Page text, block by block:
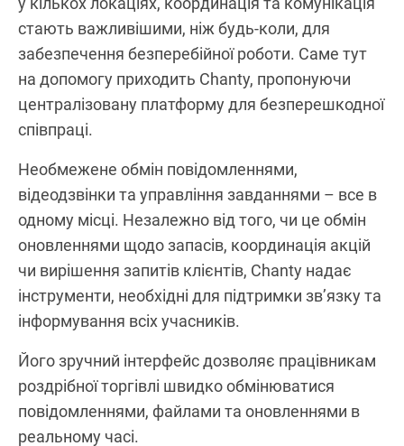
стають важливішими, ніж будь-коли, для
забезпечення безперебійної роботи. Саме тут
на допомогу приходить Chanty, пропонуючи
централізовану платформу для безперешкодної
співпраці.
Необмежене обмін повідомленнями,
відеодзвінки та управління завданнями – все в
одному місці. Незалежно від того, чи це обмін
оновленнями щодо запасів, координація акцій
чи вирішення запитів клієнтів, Chanty надає
інструменти, необхідні для підтримки зв’язку та
інформування всіх учасників.
Його зручний інтерфейс дозволяє працівникам
роздрібної торгівлі швидко обмінюватися
повідомленнями, файлами та оновленнями в
реальному часі.